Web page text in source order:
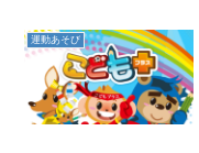
運動あそび